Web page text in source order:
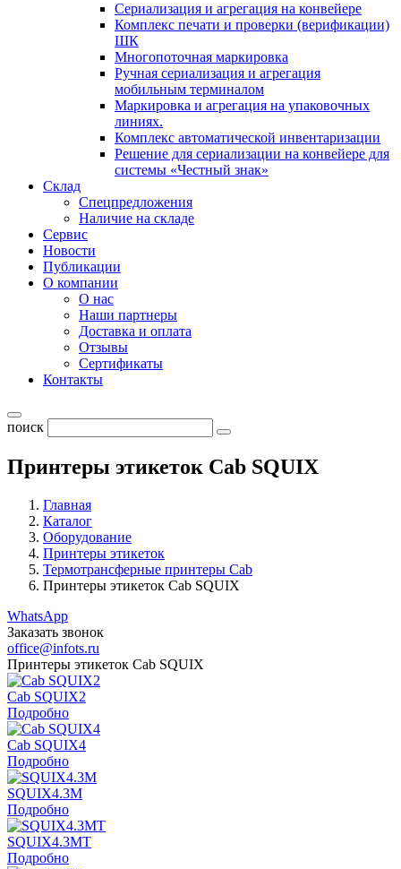
Сериализация и агрегация на конвейере
Комплекс печати и проверки (верификации)
ШК
Многопоточная маркировка
Ручная сериализация и агрегация
мобильным терминалом
Маркировка и агрегация на упаковочных
линиях.
Комплекс автоматической инвентаризации
Решение для сериализации на конвейере для
системы «Честный знак»
Склад
Спецпредложения
Наличие на складе
Сервис
Новости
Публикации
О компании
О нас
Наши партнеры
Доставка и оплата
Отзывы
Сертификаты
Контакты
поиск
Принтеры этикеток Cab SQUIX
Главная
Каталог
Оборудование
Принтеры этикеток
Термотрансферные принтеры Cab
Принтеры этикеток Cab SQUIX
WhatsApp
Заказать звонок
office@infots.ru
Принтеры этикеток Cab SQUIX
Cab SQUIX2
Подробно
Cab SQUIX4
Подробно
SQUIX4.3M
Подробно
SQUIX4.3MT
Подробно